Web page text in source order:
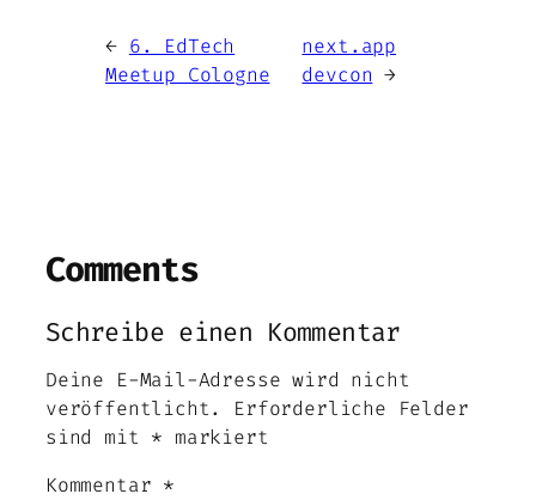
← 6. EdTech
Meetup Cologne
next.app
devcon →
Comments
Schreibe einen Kommentar
Deine E-Mail-Adresse wird nicht
veröffentlicht.
Erforderliche Felder
sind mit * markiert
Kommentar *